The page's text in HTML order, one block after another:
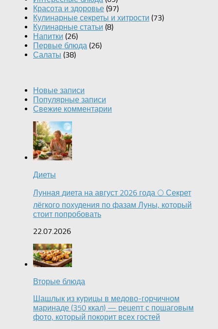
Красота и здоровье (97)
Кулинарные секреты и хитрости (73)
Кулинарные статьи (8)
Напитки (26)
Первые блюда (26)
Салаты (38)
Новые записи
Популярные записи
Свежие комментарии
Диеты
Лунная диета на август 2026 года 🌕 Секрет
лёгкого похудения по фазам Луны, который
стоит попробовать
22.07.2026
Вторые блюда
Шашлык из курицы в медово-горчичном
маринаде (350 ккал) — рецепт с пошаговым
фото, который покорит всех гостей